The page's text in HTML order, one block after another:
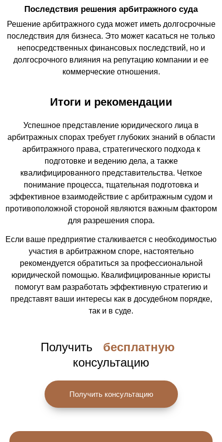
Последствия решения арбитражного суда
Решение арбитражного суда может иметь долгосрочные
последствия для бизнеса. Это может касаться не только
непосредственных финансовых последствий, но и
долгосрочного влияния на репутацию компании и ее
коммерческие отношения.
Итоги и рекомендации
Успешное представление юридического лица в
арбитражных спорах требует глубоких знаний в области
арбитражного права, стратегического подхода к
подготовке и ведению дела, а также
квалифицированного представительства. Четкое
понимание процесса, тщательная подготовка и
эффективное взаимодействие с арбитражным судом и
противоположной стороной являются важным фактором
для разрешения спора.
Если ваше предприятие сталкивается с необходимостью
участия в арбитражном споре, настоятельно
рекомендуется обратиться за профессиональной
юридической помощью. Квалифицированные юристы
помогут вам разработать эффективную стратегию и
представят ваши интересы как в досудебном порядке,
так и в суде.
Получить
бесплатную
консультацию
Получить консультацию